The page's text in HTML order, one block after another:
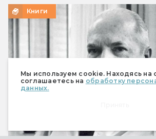
Мы используем cookie. Находясь на
соглашаетесь на обработку
данных.
Книги